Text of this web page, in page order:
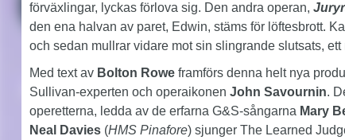
förväxlingar, lyckas förlova sig. Den andra operan,
den ena halvan av paret, Edwin, stäms för löftesbrott.
och sedan mullrar vidare mot sin slingrande slutsats,
Med text av Bolton Roweframförs denna helt nya
Sullivan-experten och operaikonen John Savournin.
operetterna, ledda av de erfarna G&S-sångarna Mary
Neal Davies(HMS Pinafore) sjunger The Learned